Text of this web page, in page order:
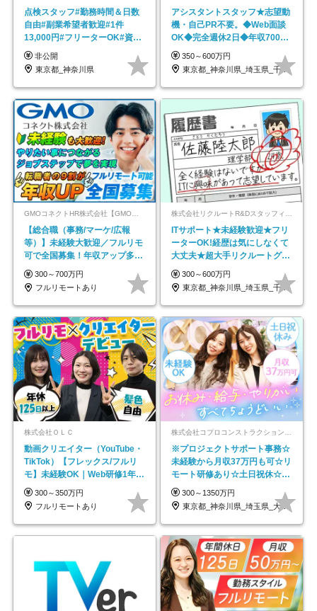
点検スタッフ#勤務時間＆日数
自由#副業希望者歓迎#1件
13,000円#フリーターOK#資格
スキル不要
非公開
東京都_神奈川県
アシスタントスタッフ★志望動
機・自己PR不要。◆Web面談
OK◆完全週休2日◆年収700万
円可/p13
350～600万円
東京都_神奈川県_埼玉県_千葉県_大阪府…
GMOコネクトHR株式会社【GMOインターネットグループ】
【総合職（事務/マーケ/広報
等）】未経験大歓迎／フルリモ
可で全国募集！年収アップ多数
★年休最大130日★
300～700万円
フルリモートあり
ITサポート★未経験歓迎★フリ
ーターOK!経歴は気にしなくて
大丈夫★超大手リクルートグル
ープの正社員/sg
300～600万円
東京都_神奈川県_埼玉県_千葉県_大阪府…
株式会社ＯＬＣ
動画クリエイター（YouTube・
TikTok）【フレックス/フルリ
モ】未経験OK｜Web研修1年間
｜副業OK
300～350万円
フルリモートあり
※プロジェクトサポート事務☆
未経験から月収37万円も可☆リ
モート研修あり☆土日祝休☆20
代～30代活躍/b
300～1350万円
東京都_神奈川県_埼玉県_大阪府_愛知県…